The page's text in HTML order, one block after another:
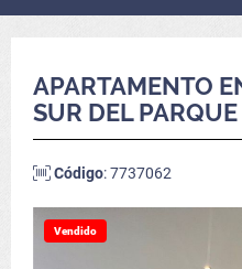
APARTAMENTO
SUR DEL
Código: 7737062
Vendido